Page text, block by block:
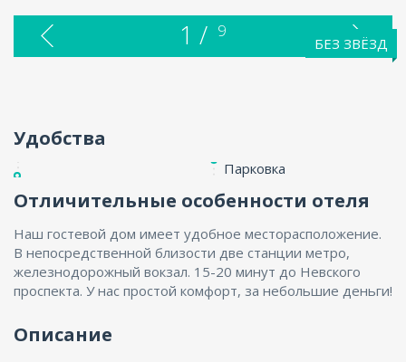
БЕЗ ЗВЁЗД
1 / 9
Удобства
Парковка
Отличительные особенности отеля
Наш гостевой дом имеет удобное месторасположение.
В непосредственной близости две станции метро,
железнодорожный вокзал. 15-20 минут до Невского
проспекта. У нас простой комфорт, за небольшие деньги!
Описание